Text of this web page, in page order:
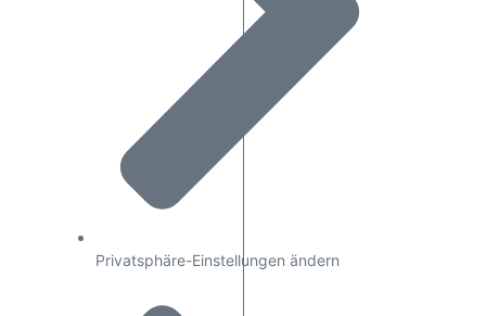
Privatsphäre-Einstellungen ändern